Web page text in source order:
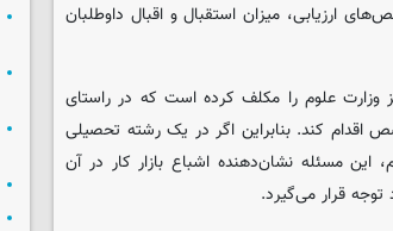
ارزیابی، میزان استقبال و اقبال داوطلبان
اصل ۳۰ قانون اساسی نیز وزارت علوم را مکلف کرده است که در راستای
اقدام کند. بنابراین اگر در یک رشته تحصیلی
این مسئله نشان‌دهنده اشباع بازار کار در آن
قرار می‌گیرد.